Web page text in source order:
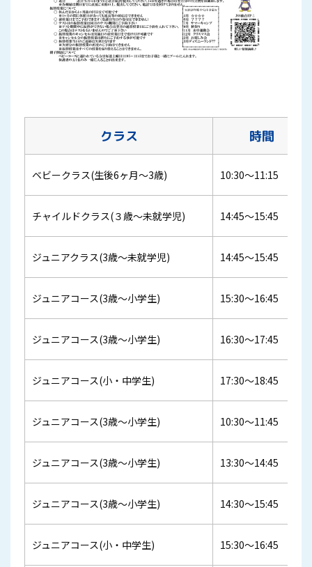
クラス 時間
ベビークラス(生後6ヶ月～3歳) 10:30～11:15
チャイルドクラス(３歳～未就学児) 14:45～15:45
ジュニアクラス(3歳～未就学児) 14:45～15:45
ジュニアコース(3歳～小学生) 15:30～16:45
ジュニアコース(3歳～小学生) 16:30～17:45
ジュニアコース(小・中学生) 17:30～18:45
ジュニアコース(3歳～小学生) 10:30～11:45
ジュニアコース(3歳～小学生) 13:30～14:45
ジュニアコース(3歳～小学生) 14:30～15:45
ジュニアコース(小・中学生) 15:30～16:45